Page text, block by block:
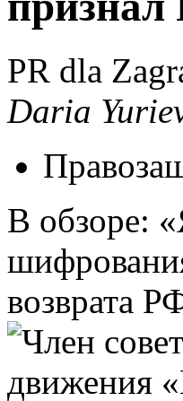
PR dla
Daria
В обзоре:
возврата